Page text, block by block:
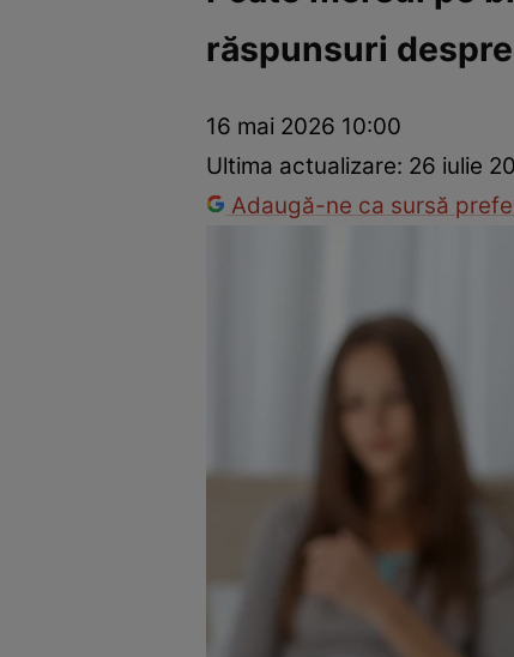
Prevenție și tratamentRemedii naturisteMedicii
răspunsuri
16 mai 2026 10:00
Ultima actualizare: 26 iulie
Adaugă-ne ca sursă